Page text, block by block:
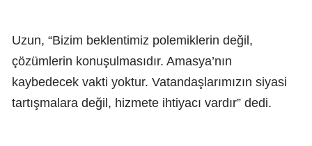
Uzun, “Bizim beklentimiz polemiklerin değil,
çözümlerin konuşulmasıdır. Amasya’nın
kaybedecek vakti yoktur. Vatandaşlarımızın siyasi
tartışmalara değil, hizmete ihtiyacı vardır” dedi.